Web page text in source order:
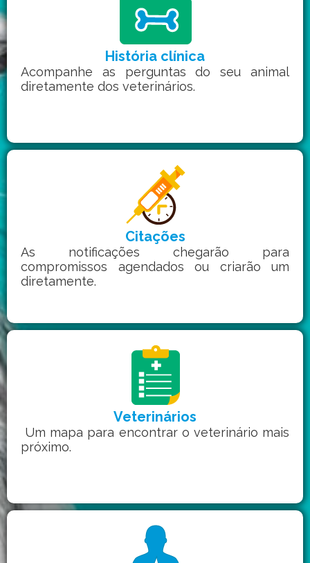
História clínica
Acompanhe as perguntas do seu animal
diretamente dos veterinários.
Citações
As notificações chegarão para
compromissos agendados ou criarão um
diretamente.
Veterinários
Um mapa para encontrar o veterinário mais
próximo.